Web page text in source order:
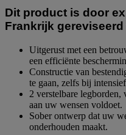
Dit product is door
Frankrijk
Uitgerust met een
een efficiënte
Constructie van
te gaan, zelfs bij
2 verstelbare
aan uw wensen voldoet.
Sober ontwerp dat uw
onderhouden maakt.